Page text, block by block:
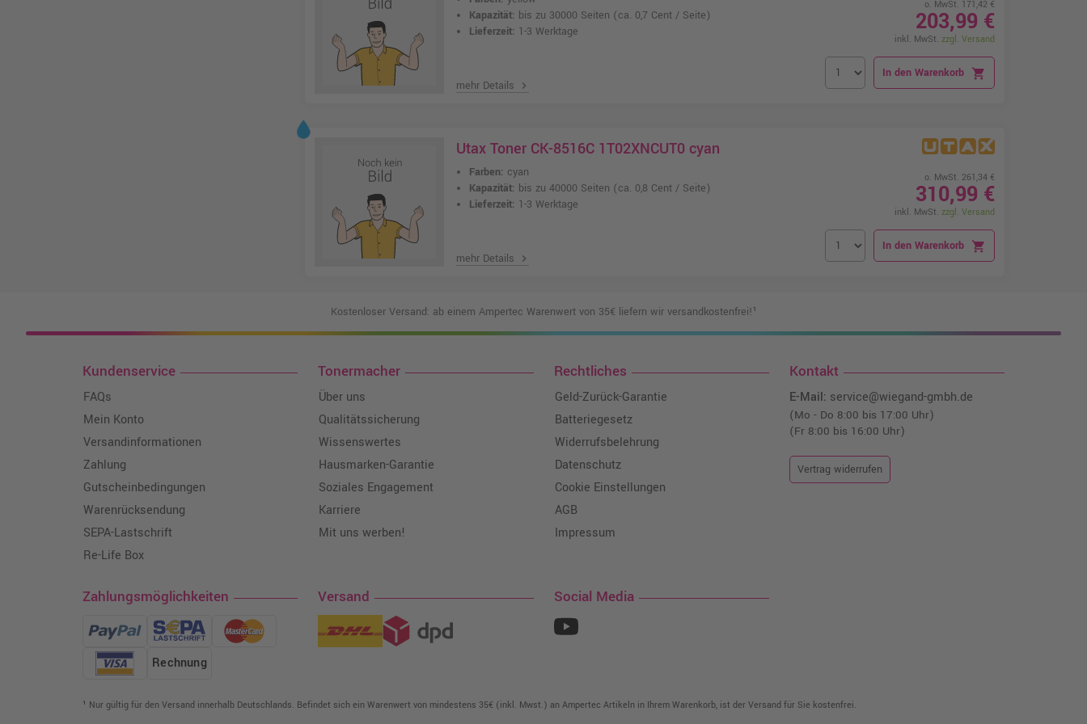
Kapazität: bis zu 30000 Seiten (ca. 0,7 Cent / Seite)
Lieferzeit: 1-3 Werktage
mehr Details chevron_right
o. MwSt. 171,42 €
203,99 €
inkl. MwSt. zzgl. Versand
In den Warenkorb shopping_cart
Utax Toner CK-8516C 1T02XNCUT0 cyan
Farben: cyan
Kapazität: bis zu 40000 Seiten (ca. 0,8 Cent / Seite)
Lieferzeit: 1-3 Werktage
mehr Details chevron_right
o. MwSt. 261,34 €
310,99 €
inkl. MwSt. zzgl. Versand
In den Warenkorb shopping_cart
Kostenloser Versand: ab einem Ampertec Warenwert von 35€ liefern wir versandkostenfrei!¹
Kundenservice
FAQs
Mein Konto
Versandinformationen
Zahlung
Gutscheinbedingungen
Warenrücksendung
SEPA-Lastschrift
Re-Life Box
Tonermacher
Über uns
Qualitätssicherung
Wissenswertes
Hausmarken-Garantie
Soziales Engagement
Karriere
Mit uns werben!
Rechtliches
Geld-Zurück-Garantie
Batteriegesetz
Widerrufsbelehrung
Datenschutz
Cookie Einstellungen
AGB
Impressum
Kontakt
E-Mail: service@wiegand-gmbh.de
(Mo - Do 8:00 bis 17:00 Uhr)
(Fr 8:00 bis 16:00 Uhr)
Vertrag widerrufen
Zahlungsmöglichkeiten
Rechnung
Versand Social Media
¹ Nur gültig für den Versand innerhalb Deutschlands. Befindet sich ein Warenwert von mindestens 35€ (inkl. Mwst.) an Ampertec Artikeln in Ihrem Warenkorb, ist der Versand für Sie kostenfrei.